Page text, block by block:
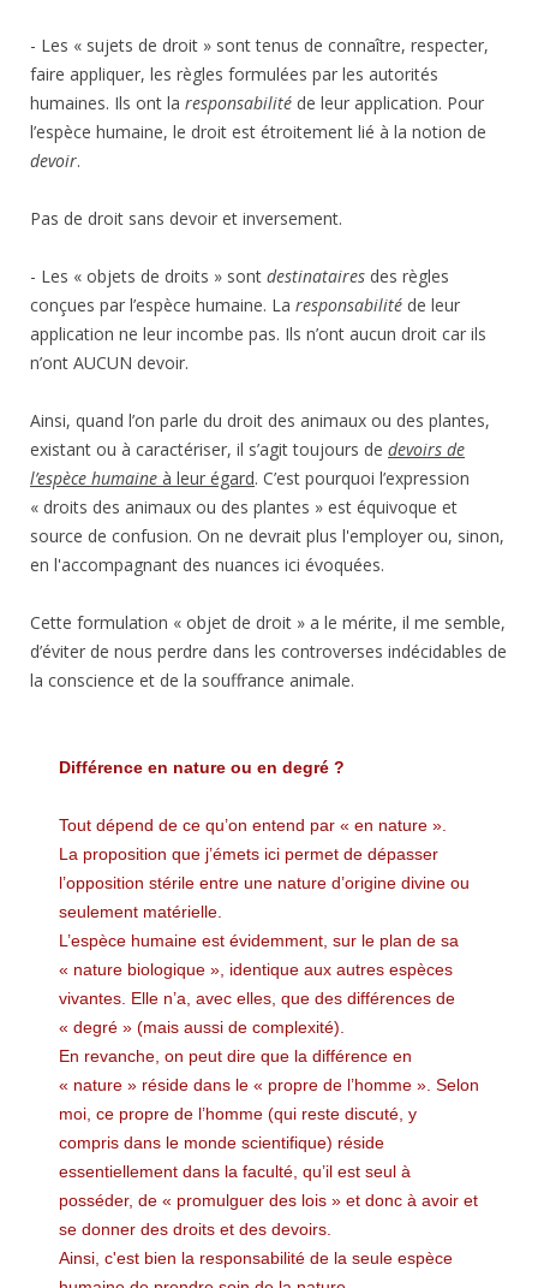
- Les « sujets de droit » sont tenus de connaître, respecter,
faire appliquer, les règles formulées par les autorités
humaines. Ils ont la responsabilité de leur application. Pour
l’espèce humaine, le droit est étroitement lié à la notion de
devoir.
Pas de droit sans devoir et inversement.
- Les « objets de droits » sont destinataires des règles
conçues par l’espèce humaine. La responsabilité de leur
application ne leur incombe pas. Ils n’ont aucun droit car ils
n’ont AUCUN devoir.
Ainsi, quand l’on parle du droit des animaux ou des plantes,
existant ou à caractériser, il s’agit toujours de devoirs de
l’espèce humaine à leur égard. C’est pourquoi l’expression
« droits des animaux ou des plantes » est équivoque et
source de confusion. On ne devrait plus l'employer ou, sinon,
en l'accompagnant des nuances ici évoquées.
Cette formulation « objet de droit » a le mérite, il me semble,
d’éviter de nous perdre dans les controverses indécidables de
la conscience et de la souffrance animale.
Différence en nature ou en degré ?
Tout dépend de ce qu’on entend par « en nature ».
La proposition que j’émets ici permet de dépasser
l’opposition stérile entre une nature d’origine divine ou
seulement matérielle.
L’espèce humaine est évidemment, sur le plan de sa
« nature biologique », identique aux autres espèces
vivantes. Elle n’a, avec elles, que des différences de
« degré » (mais aussi de complexité).
En revanche, on peut dire que la différence en
« nature » réside dans le « propre de l’homme ». Selon
moi, ce propre de l’homme (qui reste discuté, y
compris dans le monde scientifique) réside
essentiellement dans la faculté, qu’il est seul à
posséder, de « promulguer des lois » et donc à avoir et
se donner des droits et des devoirs.
Ainsi, c'est bien la responsabilité de la seule espèce